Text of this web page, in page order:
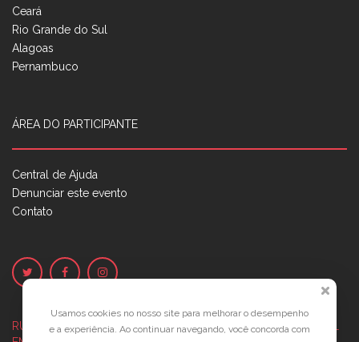
Ceará
Rio Grande do Sul
Alagoas
Pernambuco
ÁREA DO PARTICIPANTE
Central de Ajuda
Denunciar este evento
Contato
RUA JOSÉ PONTES DE MAGALHÃES, 70JATIÚCA, MACEIÓ - AL
Usamos cookies no nosso site para melhorar o desempenho
e a experiência. Ao continuar navegando, você concorda com